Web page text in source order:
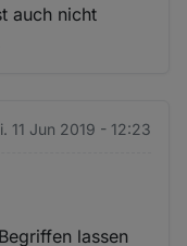
auch nicht
11 Jun 2019 - 12:23
lassen